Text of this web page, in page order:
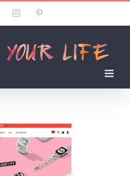
FacebookInstagram